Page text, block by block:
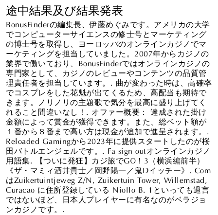
途中結果及び結果発表
BonusFinderの編集長、伊藤めぐみです。アメリカの大学
でコンピューターサイエンスの修士号とマーケティング
の博士号を取得し、ヨーロッパのオンラインカジノでマ
ーケティングを担当していました。2007年からカジノの
業界で働いており、BonusFinderではオンラインカジノの
専門家として、カジノのレビューやコンテンツの品質管
理責任者を担当しています。. 曲が変わった時は、高確率
でコスプレをした花魁が出てくるため、高配当も期待で
きます。ノリノリの主題歌で気分を最高に盛り上げてく
れること間違いなし！. オファー概要： 達成された掛け
金額によって賞金が獲得できます。また、総ベット額が
１番から８番まで高い方は現金が追加で進呈されます。.
Reloaded Gamingから2023年に提供スタートしたのが桜
田バトルエンジェルです。. Fa sign outオンラインカジノ
用語集. 【ついに発狂】カジ旅でGO！3（横浜編前半）
《ザ・マミィ酒井貴士／岡野陽一／鬼Dイッチー》. Com
はZuikertuintjeweg Z/N, Zuikertuin Tower, Willemstad,
Curacao に住所登録している Niollo B. 1といっても過言
ではないほど、日本人プレイヤーに有名なのがベラジョ
ンカジノです。.